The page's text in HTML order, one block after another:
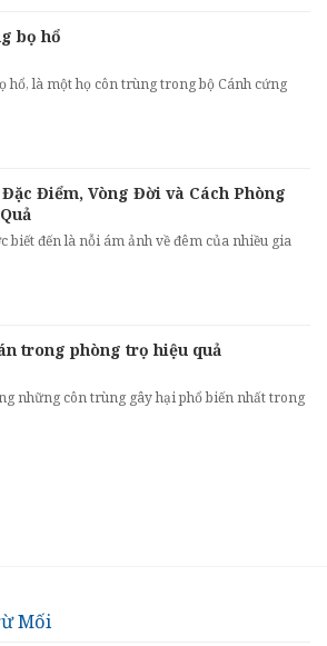
bọ hổ
hổ, là một họ côn trùng trong bộ Cánh cứng
Điểm, Vòng Đời và Cách Phòng
biết đến là nỗi ám ảnh về đêm của nhiều gia
trong phòng trọ hiệu quả
những côn trùng gây hại phổ biến nhất trong
Mối